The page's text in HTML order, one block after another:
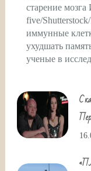
старение
five/
иммунные
ухудшать
ученые в